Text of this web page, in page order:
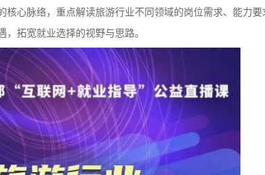
心脉络，重点解读旅游行业不同领域的岗位需求、能力
拓宽就业选择的视野与思路。